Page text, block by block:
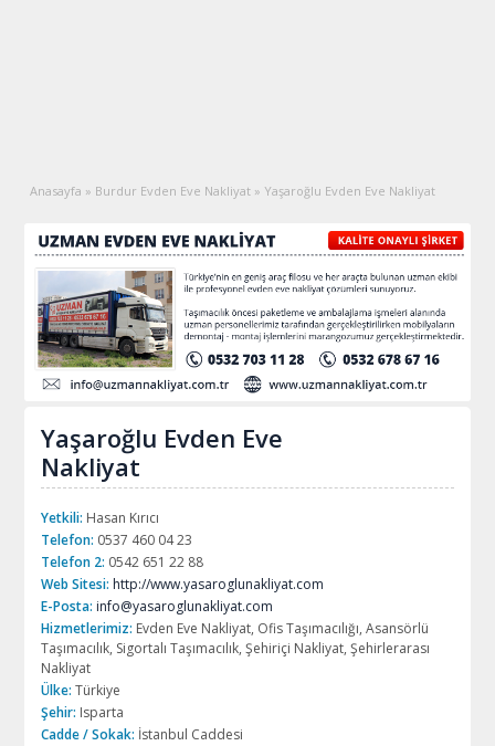
Anasayfa » Burdur Evden Eve Nakliyat » Yaşaroğlu Evden Eve Nakliyat
Yaşaroğlu Evden Eve
Nakliyat
Yetkili: Hasan Kırıcı
Telefon: 0537 460 04 23
Telefon 2: 0542 651 22 88
Web Sitesi: http://www.yasaroglunakliyat.com
E-Posta: info@yasaroglunakliyat.com
Hizmetlerimiz: Evden Eve Nakliyat, Ofis Taşımacılığı, Asansörlü
Taşımacılık, Sigortalı Taşımacılık, Şehiriçi Nakliyat, Şehirlerarası
Nakliyat
Ülke: Türkiye
Şehir: Isparta
Cadde / Sokak: İstanbul Caddesi